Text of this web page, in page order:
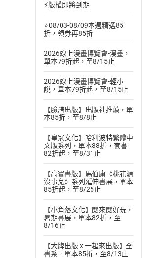
⚡版權即將到期
⭐08/03-08/09本週精選85
折，領券再85折
2026線上漫畫博覽會-漫畫，
單本79折起，至8/15止
2026線上漫畫博覽會-輕小
說，單本79折起，至8/15止
【臉譜出版】出版社推薦，單
本85折，至8/8止
【皇冠文化】哈利波特繁體中
文版系列，單本88折，套書
82折起，至8/31止
【高寶書版】馬伯庸《桃花源
沒事兒》系列延伸書展，單本
85折起，至8/25止
【小角落文化】閱來閱好玩，
暑期書展，單本82折，至
8/16止
【大牌出版 x 一起來出版】全
書系，單本85折，至8/13止